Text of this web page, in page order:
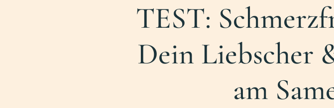
TEST:
Dein Liebscher
am